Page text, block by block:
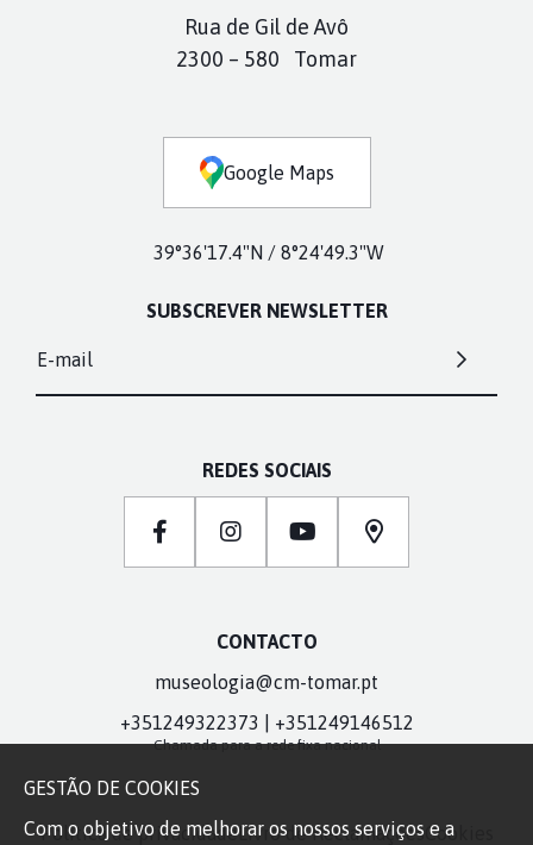
GESTÃO DE COOKIES
Com o objetivo de melhorar os nossos serviços e a
Rua de Gil de Avô
2300 – 580 Tomar
Google Maps
39°36'17.4"N / 8°24'49.3"W
SUBSCREVER NEWSLETTER
E-mail
REDES SOCIAIS
CONTACTO
museologia@cm-tomar.pt
+351249322373 | +351249146512
Chamada para a rede fixa nacional
Política de privacidadeLivro de Reclamações Cookies